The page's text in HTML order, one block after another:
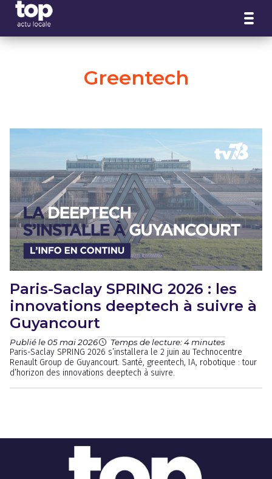
Greentech
Paris-Saclay SPRING 2026 : les
innovations deeptech à suivre à
Guyancourt
Publié le 05 mai 2026 Temps de lecture: 4 minutes
Paris-Saclay SPRING 2026 s’installera le 2 juin au Technocentre
Renault Group de Guyancourt. Santé, greentech, IA, robotique : tour
d’horizon des innovations deeptech à suivre.
Panneau de gestion des cookies